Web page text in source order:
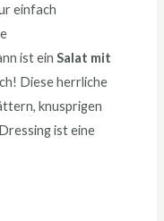
einfach
ist einSalat mit
Diese herrliche
knusprigen
ist eine